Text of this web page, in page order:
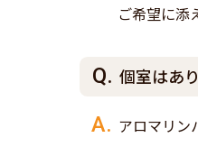
ご希望に添
個室はあ
アロマリン